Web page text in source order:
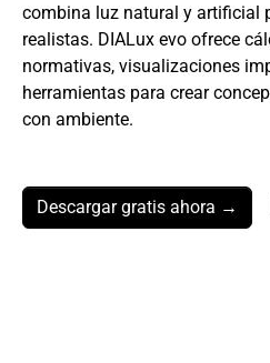
combina luz natural y artificial
realistas. DIALux evo ofrece
normativas, visualizaciones
herramientas para crear
con ambiente.
Descargar gratis ahora →